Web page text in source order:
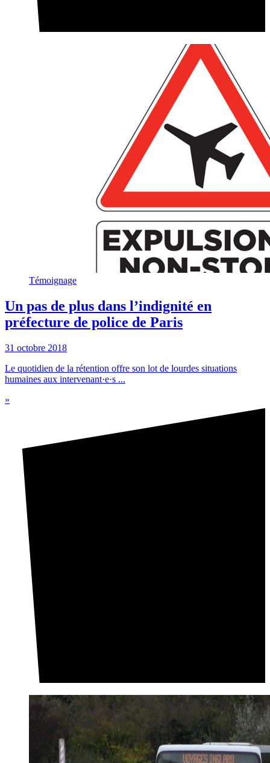
Témoignage
Un pas de plus dans l’indignité en
préfecture de police de Paris
31 octobre 2018
Le quotidien de la rétention offre son lot de lourdes situations
humaines aux intervenant·e·s ...
»